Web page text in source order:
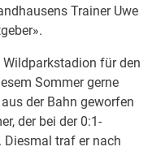
Trainer Uwe
für den
Sommer gerne
der Bahn geworfen
der bei der 0:1-
Diesmal traf er nach